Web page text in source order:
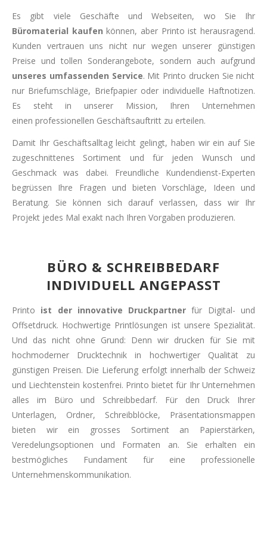
Es gibt viele Geschäfte und Webseiten, wo Sie Ihr
Büromaterial kaufen können, aber Printo ist herausragend.
Kunden vertrauen uns nicht nur wegen unserer günstigen
Preise und tollen Sonderangebote, sondern auch aufgrund
unseres umfassenden Service. Mit Printo drucken Sie nicht
nur Briefumschläge, Briefpapier oder individuelle Haftnotizen.
Es steht in unserer Mission, Ihren Unternehmen
einen professionellen Geschäftsauftritt zu erteilen.
Damit Ihr Geschäftsalltag leicht gelingt, haben wir ein auf Sie
zugeschnittenes Sortiment und für jeden Wunsch und
Geschmack was dabei. Freundliche Kundendienst-Experten
begrüssen Ihre Fragen und bieten Vorschläge, Ideen und
Beratung. Sie können sich darauf verlassen, dass wir Ihr
Projekt jedes Mal exakt nach Ihren Vorgaben produzieren.
BÜRO & SCHREIBBEDARF
INDIVIDUELL ANGEPASST
Printo ist der innovative Druckpartner für Digital- und
Offsetdruck. Hochwertige Printlösungen ist unsere Spezialität.
Und das nicht ohne Grund: Denn wir drucken für Sie mit
hochmoderner Drucktechnik in hochwertiger Qualität zu
günstigen Preisen. Die Lieferung erfolgt innerhalb der Schweiz
und Liechtenstein kostenfrei. Printo bietet für Ihr Unternehmen
alles im Büro und Schreibbedarf. Für den Druck Ihrer
Unterlagen, Ordner, Schreibblöcke, Präsentationsmappen
bieten wir ein grosses Sortiment an Papierstärken,
Veredelungsoptionen und Formaten an. Sie erhalten ein
bestmögliches Fundament für eine professionelle
Unternehmenskommunikation.